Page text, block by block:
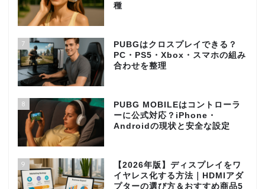
種
7
PUBGはクロスプレイできる？
PC・PS5・Xbox・スマホの組み
合わせを整理
8
PUBG MOBILEはコントローラ
ーに公式対応？iPhone・
Androidの現状と安全な設定
9
【2026年版】ディスプレイをワ
イヤレス化する方法｜HDMIアダ
プターの選び方＆おすすめ商品5